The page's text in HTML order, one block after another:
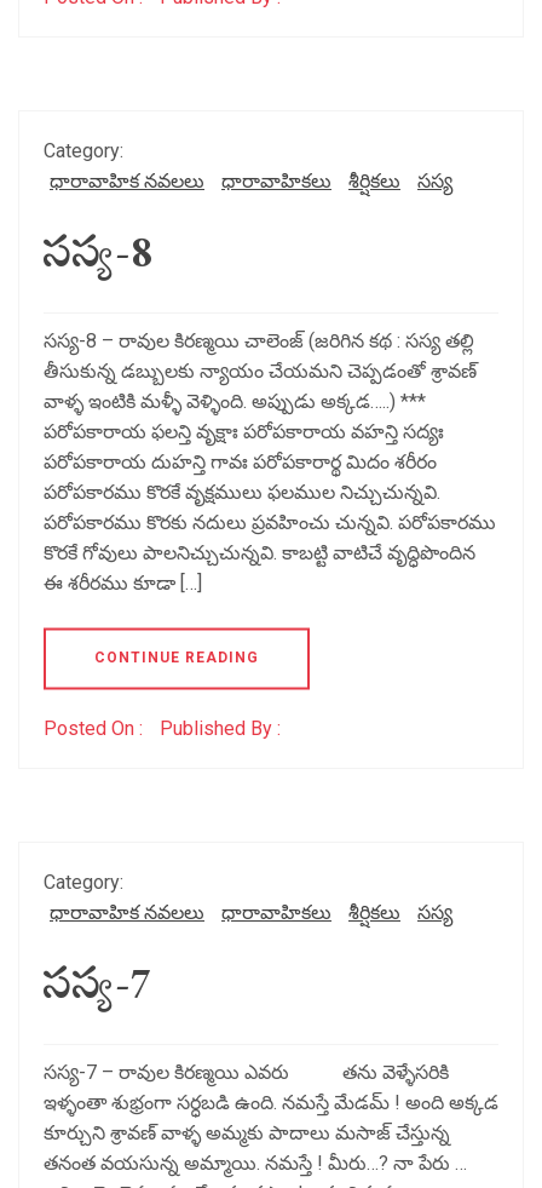
Category:
ధారావాహిక నవలలు
ధారావాహికలు శీర్షికలు సస్య
సస్య-8
సస్య-8 – రావుల కిరణ్మయి చాలెంజ్ (జరిగిన కథ : సస్య తల్లి
తీసుకున్న డబ్బులకు న్యాయం చేయమని చెప్పడంతో శ్రావణ్
వాళ్ళ ఇంటికి మళ్ళీ వెళ్ళింది. అప్పుడు అక్కడ…..) ***
పరోపకారాయ ఫలన్తి వృక్షాః పరోపకారాయ వహన్తి సద్యః
పరోపకారాయ దుహన్తి గావః పరోపకారార్థ మిదం శరీరం
పరోపకారము కొరకే వృక్షములు ఫలముల నిచ్చుచున్నవి.
పరోపకారము కొరకు నదులు ప్రవహించు చున్నవి. పరోపకారము
కొరకే గోవులు పాలనిచ్చుచున్నవి. కాబట్టి వాటిచే వృద్ధిపొందిన
ఈ శరీరము కూడా […]
CONTINUE READING
Posted On : Published By :
Category:
ధారావాహిక నవలలు
ధారావాహికలు శీర్షికలు సస్య
సస్య-7
సస్య-7 – రావుల కిరణ్మయి ఎవరు తను వెళ్ళేసరికి
ఇళ్ళంతా శుభ్రంగా సర్ధబడి ఉంది. నమస్తే మేడమ్ ! అంది అక్కడ
కూర్చుని శ్రావణ్ వాళ్ళ అమ్మకు పాదాలు మసాజ్ చేస్తున్న
తనంత వయసున్న అమ్మాయి. నమస్తే ! మీరు…? నా పేరు …